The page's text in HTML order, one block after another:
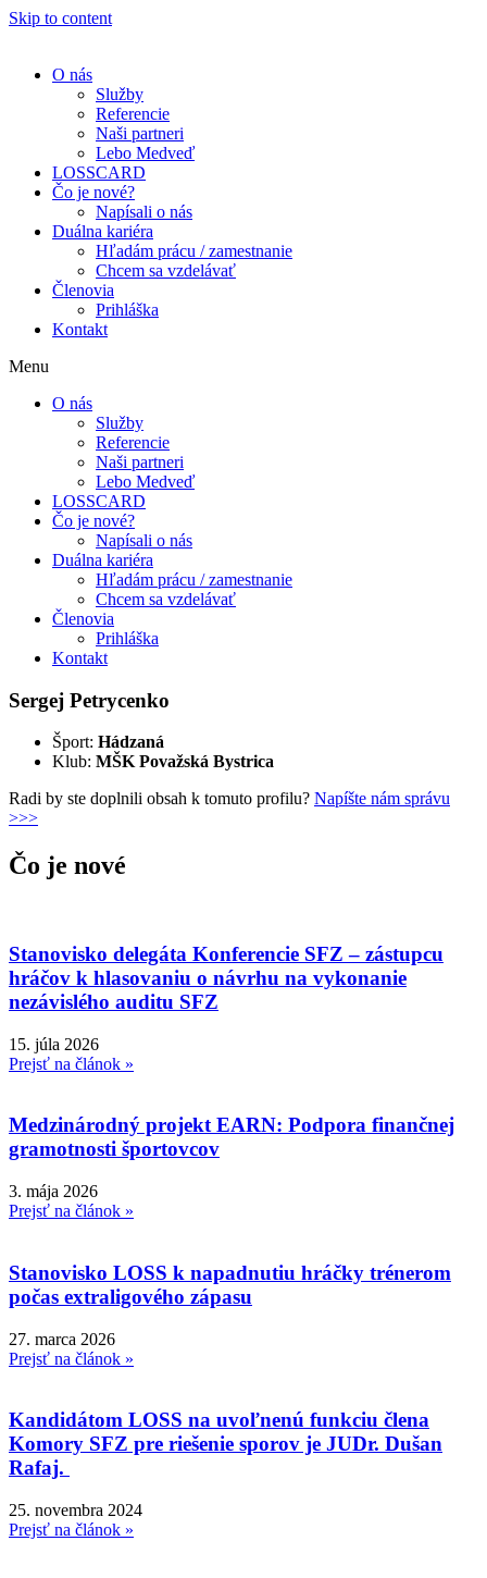
Skip to content
O nás
Služby
Referencie
Naši partneri
Lebo Medveď
LOSSCARD
Čo je nové?
Napísali o nás
Duálna kariéra
Hľadám prácu / zamestnanie
Chcem sa vzdelávať
Členovia
Prihláška
Kontakt
Menu
O nás
Služby
Referencie
Naši partneri
Lebo Medveď
LOSSCARD
Čo je nové?
Napísali o nás
Duálna kariéra
Hľadám prácu / zamestnanie
Chcem sa vzdelávať
Členovia
Prihláška
Kontakt
Sergej Petrycenko
Šport: Hádzaná
Klub: MŠK Považská Bystrica
Radi by ste doplnili obsah k tomuto profilu? Napíšte nám správu
>>>
Čo je nové
Stanovisko delegáta Konferencie SFZ – zástupcu
hráčov k hlasovaniu o návrhu na vykonanie
nezávislého auditu SFZ
15. júla 2026
Prejsť na článok »
Medzinárodný projekt EARN: Podpora finančnej
gramotnosti športovcov
3. mája 2026
Prejsť na článok »
Stanovisko LOSS k napadnutiu hráčky trénerom
počas extraligového zápasu
27. marca 2026
Prejsť na článok »
Kandidátom LOSS na uvoľnenú funkciu člena
Komory SFZ pre riešenie sporov je JUDr. Dušan
Rafaj.
25. novembra 2024
Prejsť na článok »